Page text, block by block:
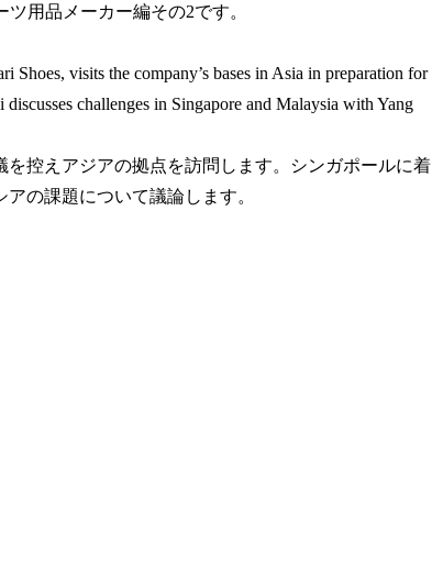
用品メーカー編その2です。
Shoes, visits the company’s bases in Asia in preparation for
challenges in Singapore and Malaysia with Yang
控えアジアの拠点を訪問します。シンガポールに着
の課題について議論します。